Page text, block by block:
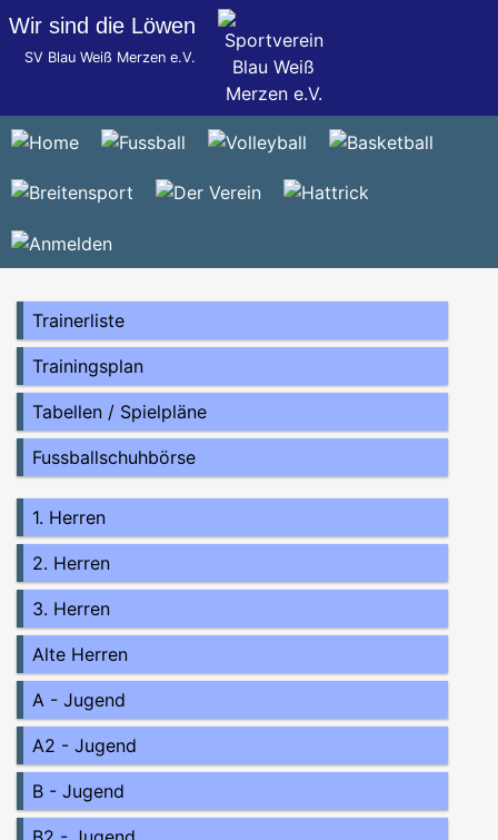
Wir sind die Löwen
SV Blau Weiß Merzen e.V.
Trainerliste
Trainingsplan
Tabellen / Spielpläne
Fussballschuhbörse
1. Herren
2. Herren
3. Herren
Alte Herren
A - Jugend
A2 - Jugend
B - Jugend